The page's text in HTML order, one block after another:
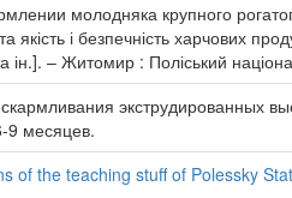
молодняка крупного
якість і безпечність харчових
ін.]. – Житомир : Поліський
экструдированных
9 месяцев.
of the teaching stuff of Polessky